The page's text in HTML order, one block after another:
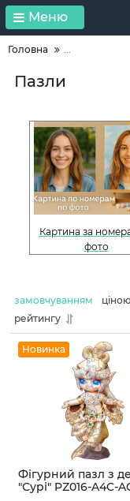
Меню
Головна ...
Пазли
Картина за
фото
замовчуванням ціною
рейтингу
Новинка
Фігурний пазл з
"Сурі" PZ016-A4C-